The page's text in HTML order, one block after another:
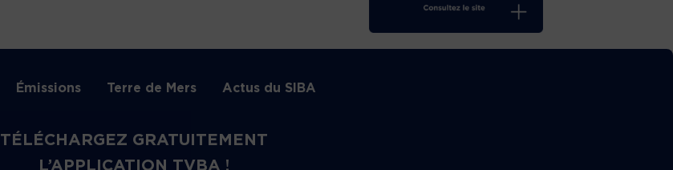
Émissions Terre de Mers Actus du SIBA
TÉLÉCHARGEZ GRATUITEMENT
L’APPLICATION TVBA !